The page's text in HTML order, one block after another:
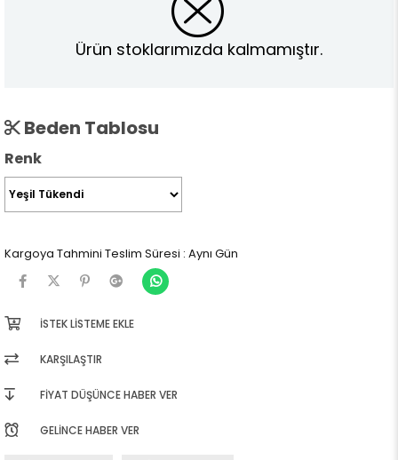
Ürün stoklarımızda kalmamıştır.
Beden Tablosu
Renk
Kargoya Tahmini Teslim Süresi : Aynı Gün
İSTEK LISTEME EKLE
KARŞILAŞTIR
FIYAT DÜŞÜNCE HABER VER
GELINCE HABER VER